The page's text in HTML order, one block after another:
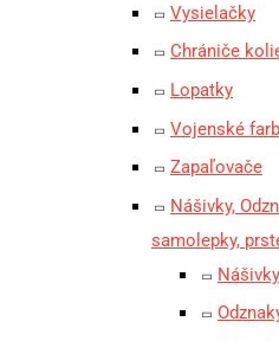
Vysielačky
Chrániče
Lopatky
Vojenské
Zapaľovače
Nášivky,
samolepky,
Nášivky